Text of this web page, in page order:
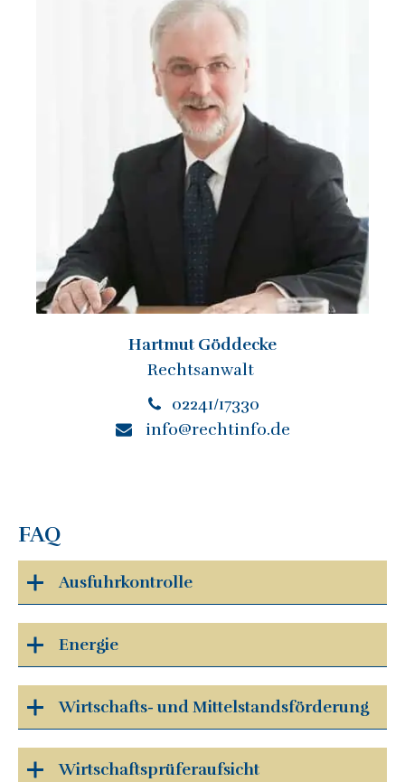
Hartmut Göddecke
Rechtsanwalt
02241/17330
info@rechtinfo.de
FAQ
Ausfuhrkontrolle
Energie
Wirtschafts- und Mittelstandsförderung
Wirtschaftsprüferaufsicht